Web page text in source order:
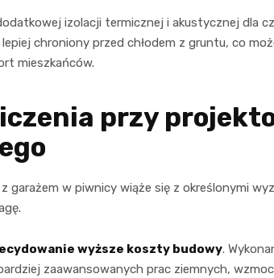
izolacji termicznej i akustycznej dla
chroniony przed chłodem z gruntu, co
mieszkańców.
przy
garażem w piwnicy wiąże się z określonymi
wyższe koszty budowy.
zaawansowanych prac ziemnych,